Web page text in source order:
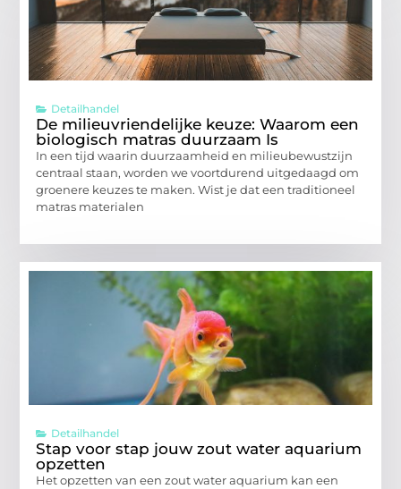
Detailhandel
De milieuvriendelijke keuze: Waarom een
biologisch matras duurzaam Is
In een tijd waarin duurzaamheid en milieubewustzijn
centraal staan, worden we voortdurend uitgedaagd om
groenere keuzes te maken. Wist je dat een traditioneel
matras materialen
Detailhandel
Stap voor stap jouw zout water aquarium
opzetten
Het opzetten van een zout water aquarium kan een